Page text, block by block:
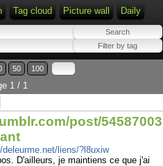
Tag cloud Picture wall Daily
50 100
1 / 1
post/
deleurme.net/liens/?l8uxiw
D'ailleurs, je maintiens ce que j'ai